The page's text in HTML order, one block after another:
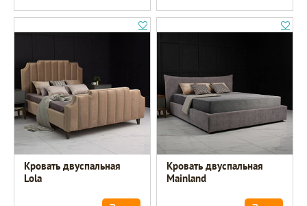
Кровать двуспальная
Lola
Кровать двуспальная
Mainland